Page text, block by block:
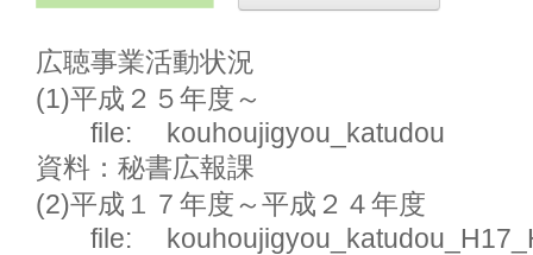
広聴事業活動状況
(1)平成２５年度～
file:　 kouhoujigyou_katudou
資料：秘書広報課
(2)平成１７年度～平成２４年度
file:　